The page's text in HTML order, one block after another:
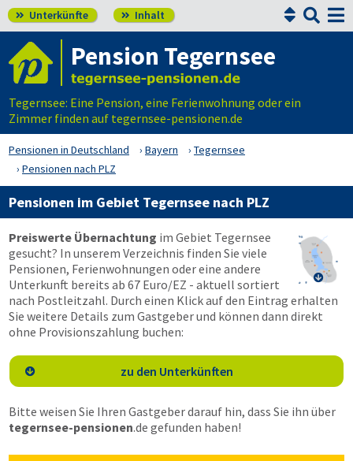
 Unterkünfte  Inhalt 

Pension Tegernsee
Tegernsee: Eine Pension, eine Ferienwohnung oder ein
Zimmer finden auf tegernsee-pensionen.de
Pensionen in Deutschland Bayern
Tegernsee
Pensionen nach PLZ
Pensionen im Gebiet Tegernsee nach PLZ

Preiswerte Übernachtung im Gebiet Tegernsee
gesucht? In unserem Verzeichnis finden Sie viele
Pensionen, Ferienwohnungen oder eine andere
Unterkunft bereits ab 67 Euro/EZ - aktuell sortiert
nach Postleitzahl. Durch einen Klick auf den Eintrag erhalten
Sie weitere Details zum Gastgeber und können dann direkt
ohne Provisionszahlung buchen:
 zu den Unterkünften
Bitte weisen Sie Ihren Gastgeber darauf hin, dass Sie ihn über
tegernsee-pensionen.de gefunden haben!